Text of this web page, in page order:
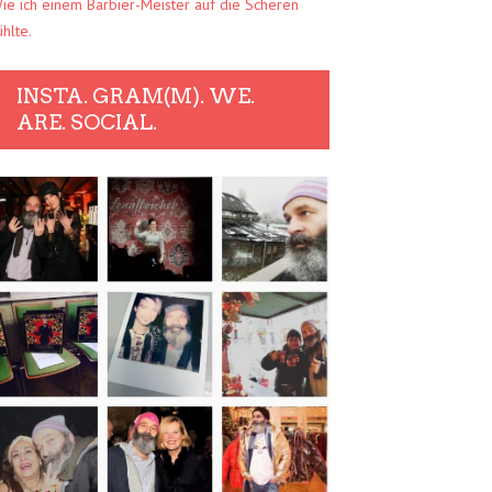
ich einem Barbier-Meister auf die Scheren
INSTA. GRAM(M). WE.
ARE. SOCIAL.